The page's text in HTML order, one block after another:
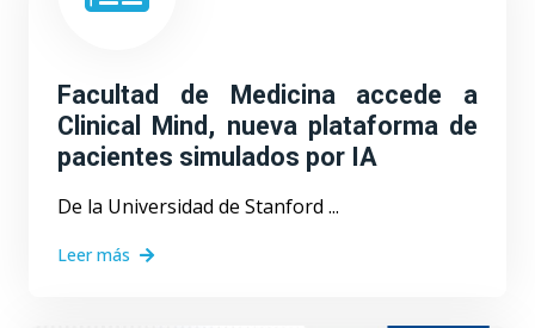
Facultad de Medicina accede a
Clinical Mind, nueva plataforma de
pacientes simulados por IA
De la Universidad de Stanford ...
Leer más